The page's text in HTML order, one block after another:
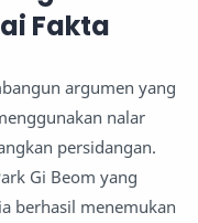
Fakta
argumen yang
nalar
persidangan.
Gi Beom yang
berhasil menemukan